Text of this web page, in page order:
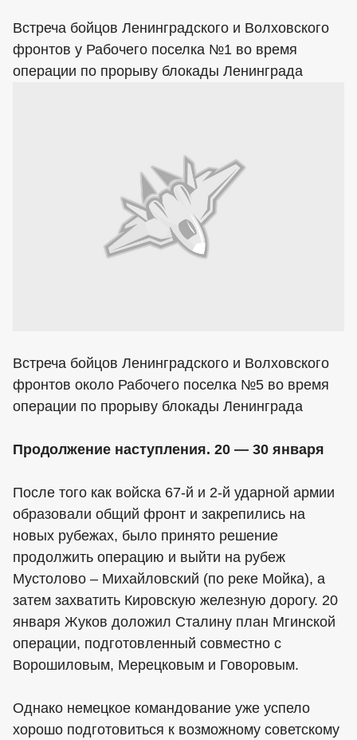
Встреча бойцов Ленинградского и Волховского
фронтов у Рабочего поселка №1 во время
операции по прорыву блокады Ленинграда
Встреча бойцов Ленинградского и Волховского
фронтов около Рабочего поселка №5 во время
операции по прорыву блокады Ленинграда
Продолжение наступления. 20 — 30 января
После того как войска 67-й и 2-й ударной армии
образовали общий фронт и закрепились на
новых рубежах, было принято решение
продолжить операцию и выйти на рубеж
Мустолово – Михайловский (по реке Мойка), а
затем захватить Кировскую железную дорогу. 20
января Жуков доложил Сталину план Мгинской
операции, подготовленный совместно с
Ворошиловым, Мерецковым и Говоровым.
Однако немецкое командование уже успело
хорошо подготовиться к возможному советскому